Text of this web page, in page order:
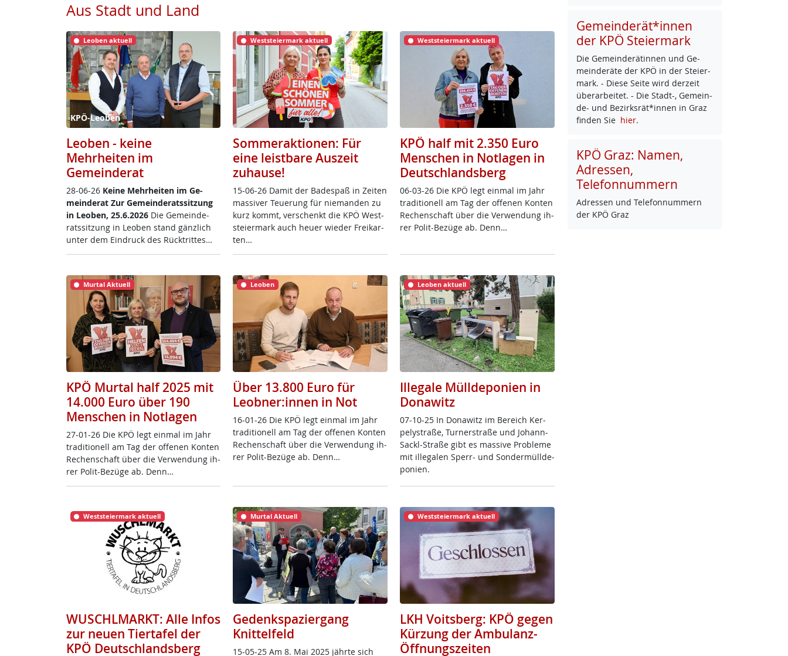
Aus Stadt und Land
Leoben aktuell
KPÖ-Leoben
Leoben - keine
Mehrheiten im
Gemeinderat
28-06-26 Kei­ne Mehr­hei­ten im Ge­
mein­de­rat Zur Ge­mein­de­rats­sit­zung
in Leo­ben, 25.6.2026Die Ge­mein­de­
rats­sit­zung in Leo­ben stand gänz­lich
un­ter dem Ein­druck des Rück­trit­tes…
Weststeiermark aktuell
Sommeraktionen: Für
eine leistbare Auszeit
zuhause!
15-06-26 Da­mit der Ba­de­spaß in Zei­ten
mas­si­ver Teue­rung für nie­man­den zu
kurz kommt, ver­schenkt die KPÖ West­
s­tei­er­mark auch heu­er wie­der Frei­k­ar­
ten…
Weststeiermark aktuell
KPÖ half mit 2.350 Euro
Menschen in Notlagen in
Deutschlandsberg
06-03-26 Die KPÖ legt ein­mal im Jahr
tra­di­tio­nell am Tag der of­fe­nen Kon­ten
Re­chen­schaft über die Ver­wen­dung ih­
rer Po­lit-Be­zü­ge ab. Denn…
Murtal Aktuell
KPÖ Murtal half 2025 mit
14.000 Euro über 190
Menschen in Notlagen
27-01-26 Die KPÖ legt ein­mal im Jahr
tra­di­tio­nell am Tag der of­fe­nen Kon­ten
Re­chen­schaft über die Ver­wen­dung ih­
rer Po­lit-Be­zü­ge ab. Denn…
Leoben
Über 13.800 Euro für
Leobner:innen in Not
16-01-26 Die KPÖ legt ein­mal im Jahr
tra­di­tio­nell am Tag der of­fe­nen Kon­ten
Re­chen­schaft über die Ver­wen­dung ih­
rer Po­lit-Be­zü­ge ab. Denn…
Leoben aktuell
Illegale Mülldeponien in
Donawitz
07-10-25 In Do­na­witz im Be­reich Ker­
pe­ly­stra­ße, Tur­ner­stra­ße und Jo­hann-
Sackl-Stra­ße gibt es mas­si­ve Pro­b­le­me
mit il­le­ga­len Sperr- und Son­der­müll­de­
po­ni­en.
Weststeiermark aktuell
WUSCHLMARKT: Alle Infos
zur neuen Tiertafel der
KPÖ Deutschlandsberg
Murtal Aktuell
Gedenkspaziergang
Knittelfeld
15-05-25 Am 8. Mai 2025 jähr­te sich
Weststeiermark aktuell
LKH Voitsberg: KPÖ gegen
Kürzung der Ambulanz-
Öffnungszeiten
Gemeinderät*innen
der KPÖ Steiermark
Die Ge­mein­de­rä­tin­nen und Ge­
mein­de­rä­te der KPÖ in der Stei­er­
mark. - Die­se Sei­te wird der­zeit
über­ar­bei­tet. - Die Stadt-, Ge­mein­
de- und Be­zirks­rät*in­nen in Graz
fin­den Sie hier.
KPÖ Graz: Namen,
Adressen,
Telefonnummern
Adres­sen und Te­le­fon­num­mern
der KPÖ Graz